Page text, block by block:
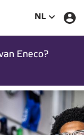
NL
Eneco?